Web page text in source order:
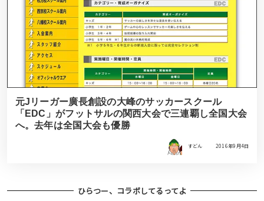
元Jリーガー廣長創設の大峰のサッカースクール
「EDC」がフットサルの関西大会で三連覇し全国大会
へ。去年は全国大会も優勝
すどん 2016年9月4日
ひらつー、コラボしてるってよ